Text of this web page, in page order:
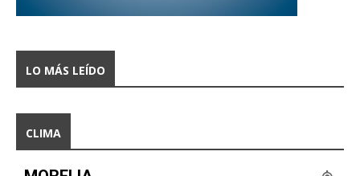
LO MÁS LEÍDO
CLIMA